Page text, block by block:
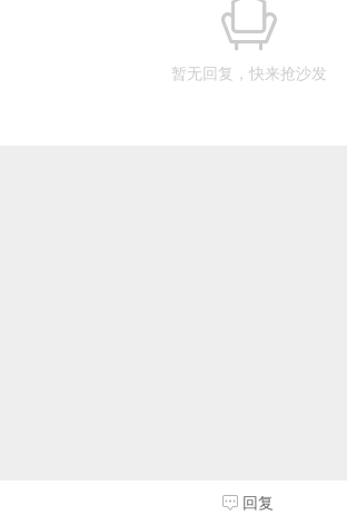
暂无回复，快来抢沙发
回复